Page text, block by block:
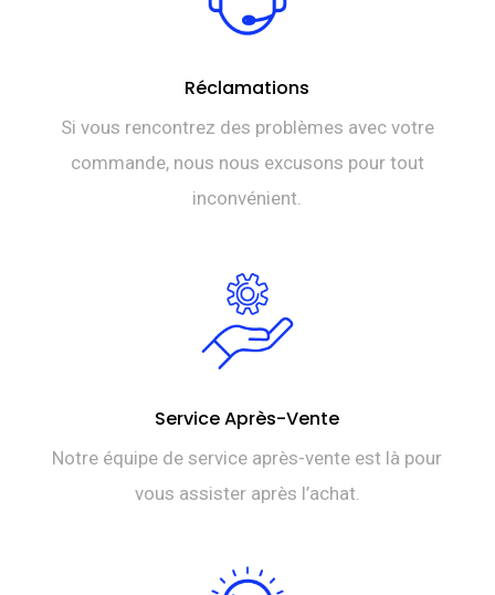
Réclamations
Si vous rencontrez des problèmes avec votre
commande, nous nous excusons pour tout
inconvénient.
Service Après-Vente
Notre équipe de service après-vente est là pour
vous assister après l’achat.